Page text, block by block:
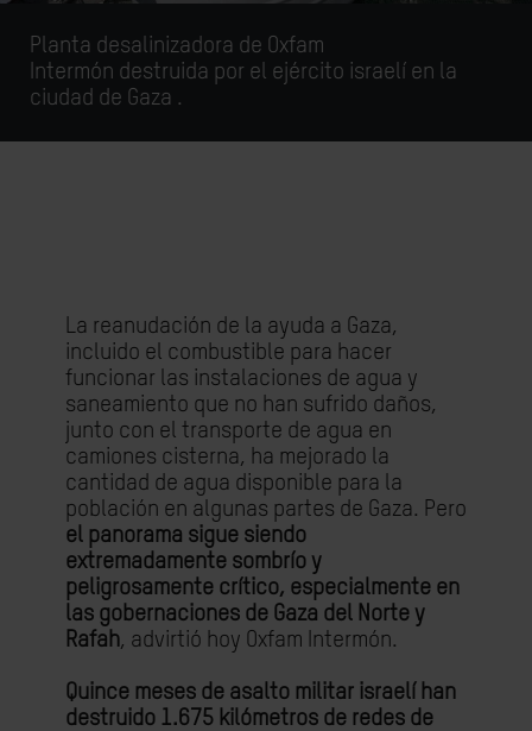
Planta desalinizadora de Oxfam
Intermón destruida por el ejército israelí en la
ciudad de Gaza .
La reanudación de la ayuda a Gaza,
incluido el combustible para hacer
funcionar las instalaciones de agua y
saneamiento que no han sufrido daños,
junto con el transporte de agua en
camiones cisterna, ha mejorado la
cantidad de agua disponible para la
población en algunas partes de Gaza. Pero
el panorama sigue siendo
extremadamente sombrío y
peligrosamente crítico, especialmente en
las gobernaciones de Gaza del Norte y
Rafah, advirtió hoy Oxfam Intermón.
Quince meses de asalto militar israelí han
destruido 1.675 kilómetros de redes de